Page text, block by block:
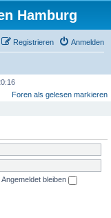
Hamburg
Anmelden
Registrieren
Foren als gelesen markieren
Angemeldet bleiben